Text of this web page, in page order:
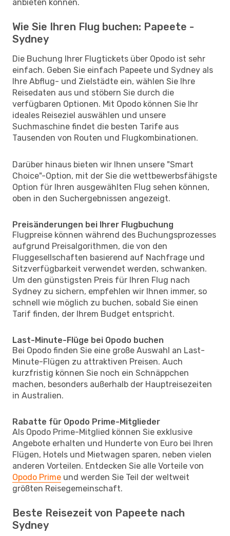
anbieten können.
Wie Sie Ihren Flug buchen: Papeete -
Sydney
Die Buchung Ihrer Flugtickets über Opodo ist sehr
einfach. Geben Sie einfach Papeete und Sydney als
Ihre Abflug- und Zielstädte ein, wählen Sie Ihre
Reisedaten aus und stöbern Sie durch die
verfügbaren Optionen. Mit Opodo können Sie Ihr
ideales Reiseziel auswählen und unsere
Suchmaschine findet die besten Tarife aus
Tausenden von Routen und Flugkombinationen.
Darüber hinaus bieten wir Ihnen unsere "Smart
Choice"-Option, mit der Sie die wettbewerbsfähigste
Option für Ihren ausgewählten Flug sehen können,
oben in den Suchergebnissen angezeigt.
Preisänderungen bei Ihrer Flugbuchung
Flugpreise können während des Buchungsprozesses
aufgrund Preisalgorithmen, die von den
Fluggesellschaften basierend auf Nachfrage und
Sitzverfügbarkeit verwendet werden, schwanken.
Um den günstigsten Preis für Ihren Flug nach
Sydney zu sichern, empfehlen wir Ihnen immer, so
schnell wie möglich zu buchen, sobald Sie einen
Tarif finden, der Ihrem Budget entspricht.
Last-Minute-Flüge bei Opodo buchen
Bei Opodo finden Sie eine große Auswahl an Last-
Minute-Flügen zu attraktiven Preisen. Auch
kurzfristig können Sie noch ein Schnäppchen
machen, besonders außerhalb der Hauptreisezeiten
in Australien.
Rabatte für Opodo Prime-Mitglieder
Als Opodo Prime-Mitglied können Sie exklusive
Angebote erhalten und Hunderte von Euro bei Ihren
Flügen, Hotels und Mietwagen sparen, neben vielen
anderen Vorteilen. Entdecken Sie alle Vorteile von
Opodo Prime und werden Sie Teil der weltweit
größten Reisegemeinschaft.
Beste Reisezeit von Papeete nach
Sydney